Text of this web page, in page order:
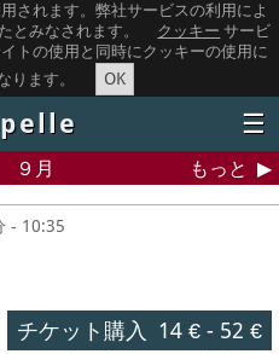
されます。弊社サービスの利用によ
とみなされます。
クッキー サービ
トの使用と同時にクッキーの使用に
ります。
OK
☰
９月 もっと
- 10:35
チケット購入 14 €- 52 €